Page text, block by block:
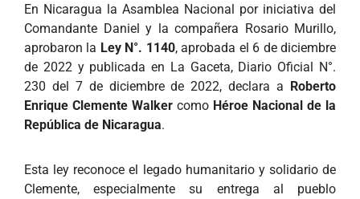
En Nicaragua la Asamblea Nacional por iniciativa del
Comandante Daniel y la compañera Rosario Murillo,
aprobaron la Ley N°. 1140, aprobada el 6 de diciembre
de 2022 y publicada en La Gaceta, Diario Oficial N°.
230 del 7 de diciembre de 2022, declara a Roberto
Enrique Clemente Walker como Héroe Nacional de la
República de Nicaragua.
Esta ley reconoce el legado humanitario y solidario de
Clemente, especialmente su entrega al pueblo